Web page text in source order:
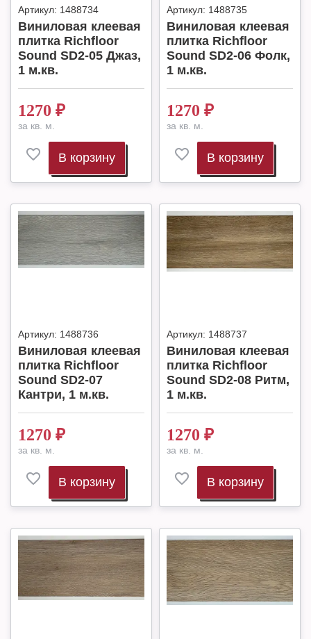
Артикул: 1488734
Виниловая клеевая
плитка Richfloor
Sound SD2-05 Джаз,
1 м.кв.
1270 ₽
за кв. м.
В корзину
Артикул: 1488735
Виниловая клеевая
плитка Richfloor
Sound SD2-06 Фолк,
1 м.кв.
1270 ₽
за кв. м.
В корзину
Артикул: 1488736
Виниловая клеевая
плитка Richfloor
Sound SD2-07
Кантри, 1 м.кв.
1270 ₽
за кв. м.
В корзину
Артикул: 1488737
Виниловая клеевая
плитка Richfloor
Sound SD2-08 Ритм,
1 м.кв.
1270 ₽
за кв. м.
В корзину